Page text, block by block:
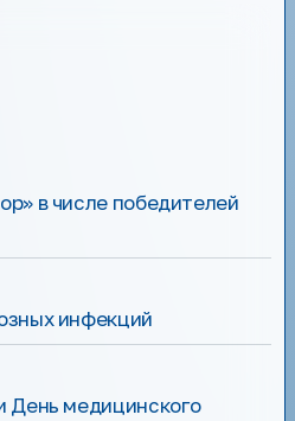
в числе победителей
инфекций
День медицинского